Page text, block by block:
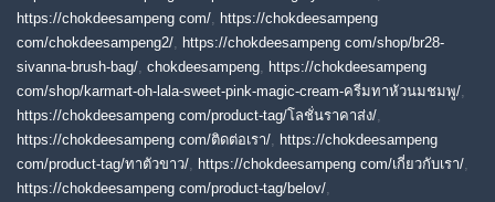
https://chokdeesampeng com/
https://chokdeesampeng
com/chokdeesampeng2/
https://chokdeesampeng com/shop/br28-
sivanna-brush-bag/ chokdeesampeng
https://chokdeesampeng
com/shop/karmart-oh-lala-sweet-pink-magic-cream-ครีมทาหัวนมชมพู/
https://chokdeesampeng com/product-tag/โลชั่นราคาส่ง/
https://chokdeesampeng com/ติดต่อเรา/
https://chokdeesampeng
com/product-tag/ทาตัวขาว/
https://chokdeesampeng com/เกี่ยวกับเรา/
https://chokdeesampeng com/product-tag/belov/